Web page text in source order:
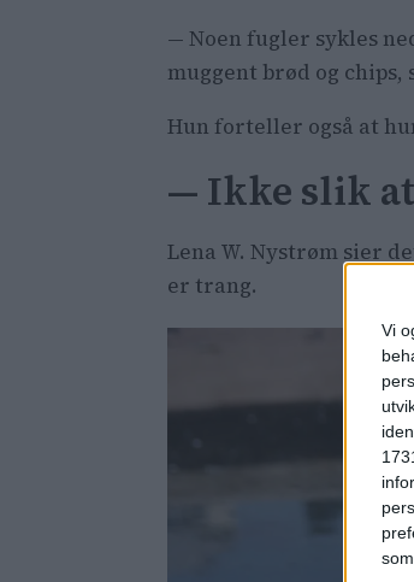
Vi
— Noen fugler sykles
muggent brød og chips,
Hun forteller også at
— Ikke slik
Lena W. Nystrøm sier
er trang.